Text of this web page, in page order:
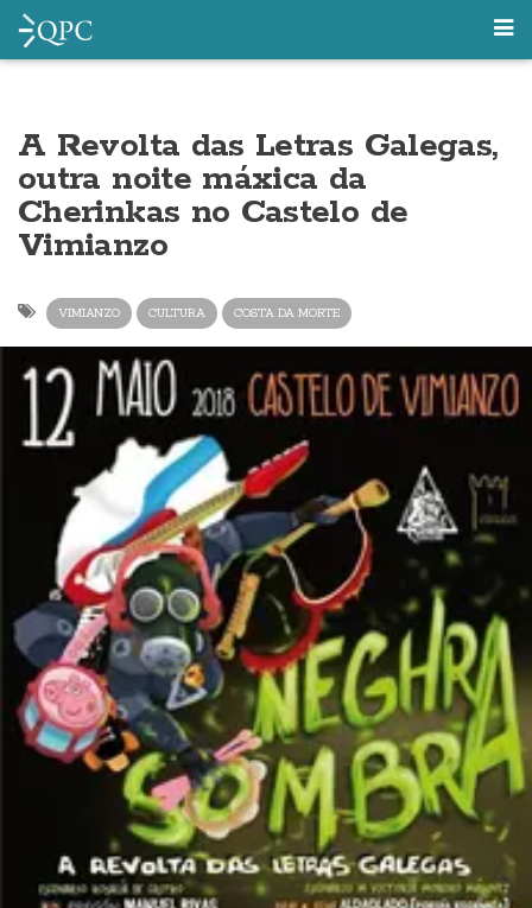
A Revolta das Letras Galegas,
outra noite máxica da
Cherinkas no Castelo de
Vimianzo
VIMIANZO CULTURA COSTA DA MORTE